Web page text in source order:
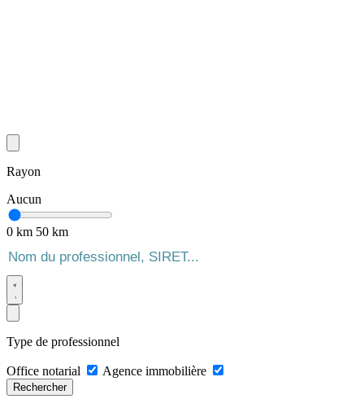
Rayon
Aucun
0 km 50 km
Type de professionnel
Office notarial Agence immobilière
Rechercher